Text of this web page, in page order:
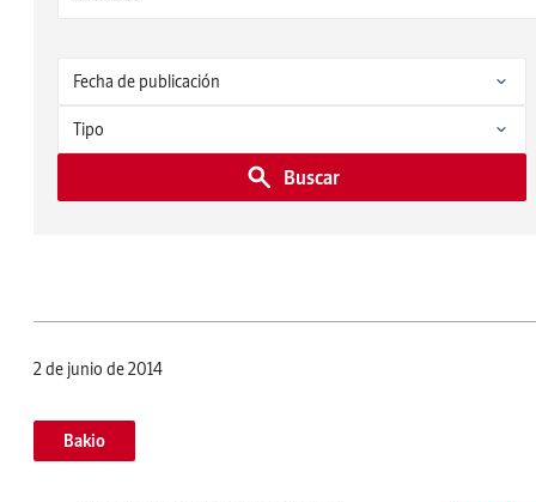
Buscar
2 de junio de 2014
Bakio